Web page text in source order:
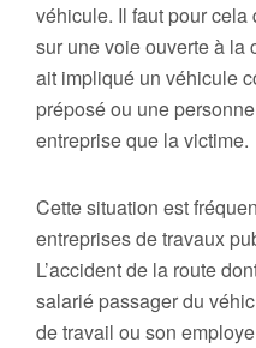
véhicule. Il faut pour cela
sur une voie ouverte à la
ait impliqué un véhicule
préposé ou une
entreprise que la victime.
Cette situation est
entreprises de travaux
L’accident de la route
salarié passager du
de travail ou son